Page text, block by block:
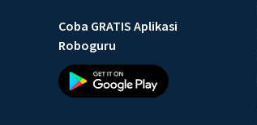
Coba GRATIS Aplikasi
Roboguru